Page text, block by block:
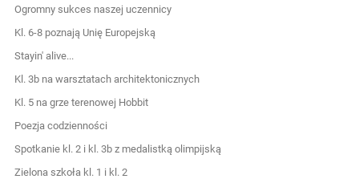
Ogromny sukces naszej uczennicy
Kl. 6-8 poznają Unię Europejską
Stayin' alive...
Kl. 3b na warsztatach architektonicznych
Kl. 5 na grze terenowej Hobbit
Poezja codzienności
Spotkanie kl. 2 i kl. 3b z medalistką olimpijską
Zielona szkoła kl. 1 i kl. 2